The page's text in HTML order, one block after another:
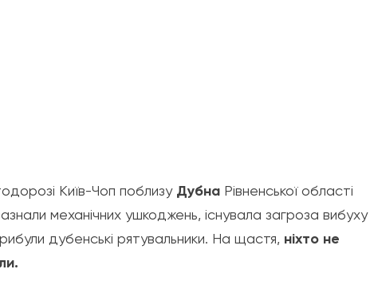
Київ-Чоп поблизу Дубна Рівненської області
механічних ушкоджень, існувала загроза вибуху
дубенські рятувальники. На щастя, ніхто не